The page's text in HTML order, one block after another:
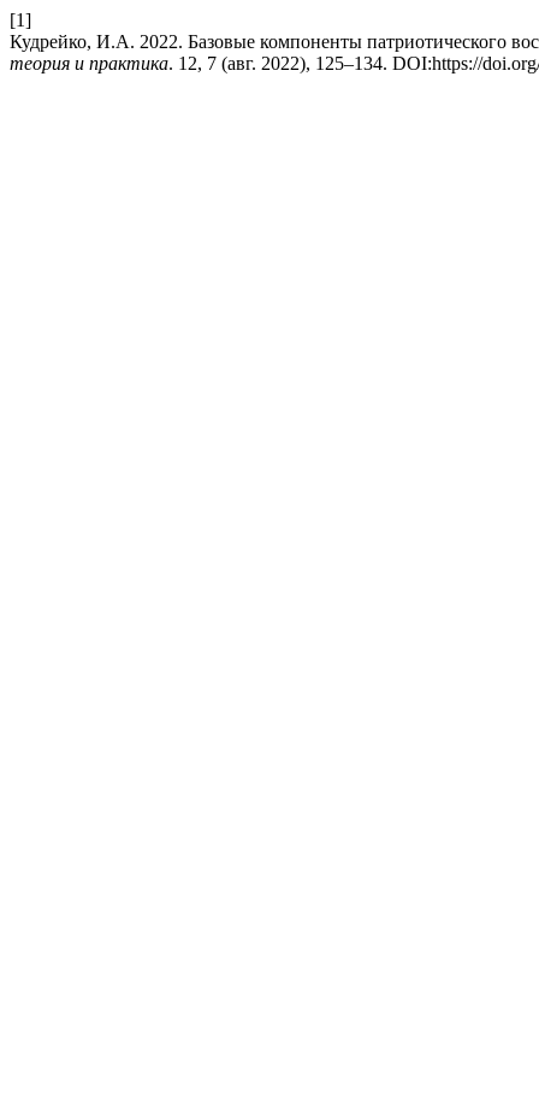
[1]
Кудрейко, И.А. 2022. Базовые компоненты патриотического
теория и практика. 12, 7 (авг. 2022), 125–134. DOI:https://